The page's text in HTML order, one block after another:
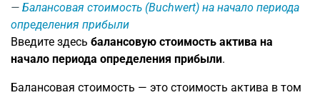
Балансовая стоимость (Buchwert) на начало периода
определения прибыли
Введите здесь балансовую стоимость актива на
начало периода определения прибыли.
Балансовая стоимость — это стоимость актива в том